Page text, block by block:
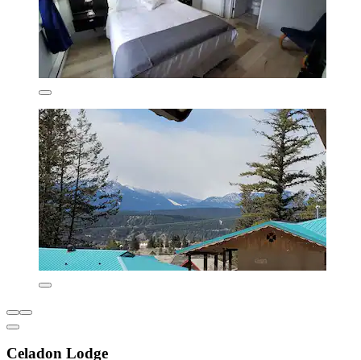
Celadon Lodge